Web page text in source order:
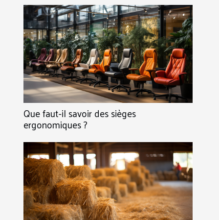
Que faut-il savoir des sièges
ergonomiques ?